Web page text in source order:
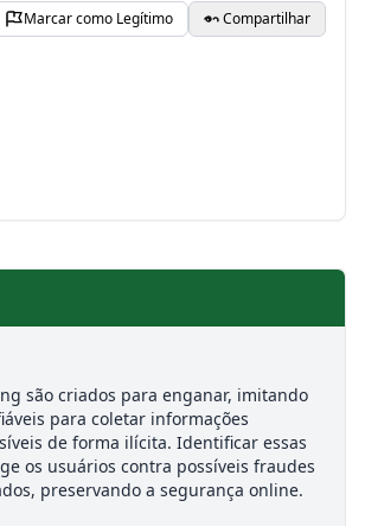
Marcar como Legítimo Compartilhar
são criados para enganar, imitando
para coletar informações
de forma ilícita. Identificar essas
os usuários contra possíveis fraudes
preservando a segurança online.